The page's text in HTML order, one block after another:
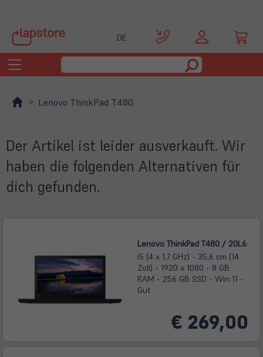
DE
Toggle
navigation
Lenovo ThinkPad T480
Der Artikel ist leider ausverkauft. Wir
haben die folgenden Alternativen für
dich gefunden.
Lenovo ThinkPad T480 / 20L6
i5 (4 x 1,7 GHz) - 35,6 cm (14
Zoll) - 1920 x 1080 - 8 GB
RAM - 256 GB SSD - Win 11 -
Gut
€ 269,00